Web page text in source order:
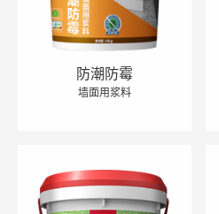
防潮防霉
墙面用浆料